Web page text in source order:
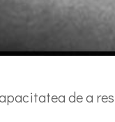
de a